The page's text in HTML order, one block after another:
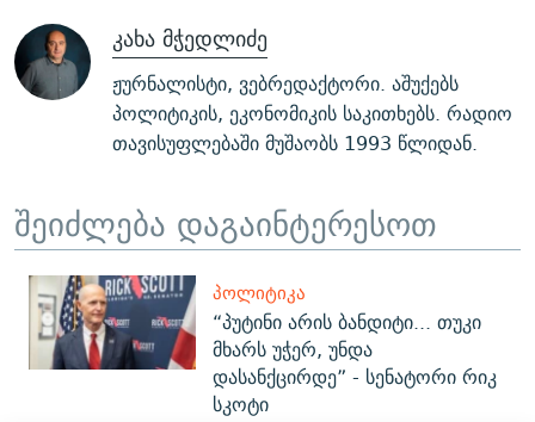
კახა მჭედლიძე
ჟურნალისტი, ვებრედაქტორი. აშუქებს
პოლიტიკის, ეკონომიკის საკითხებს. რადიო
თავისუფლებაში მუშაობს 1993 წლიდან.
შეიძლება დაგაინტერესოთ
ᲞᲝᲚᲘᲢᲘᲙᲐ
“პუტინი არის ბანდიტი... თუკი
მხარს უჭერ, უნდა
დასანქცირდე” - სენატორი რიკ
სკოტი